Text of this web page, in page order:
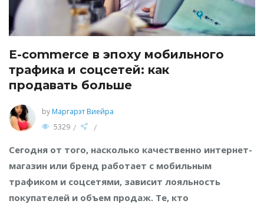
E-commerce в эпоху мобильного
трафика и соцсетей: как
продавать больше
by Маргарэт Виейра
5329 /
/
Сегодня от того, насколько качественно интернет-
магазин или бренд работает с мобильным
трафиком и соцсетями, зависит лояльность
покупателей и объем продаж. Те, кто